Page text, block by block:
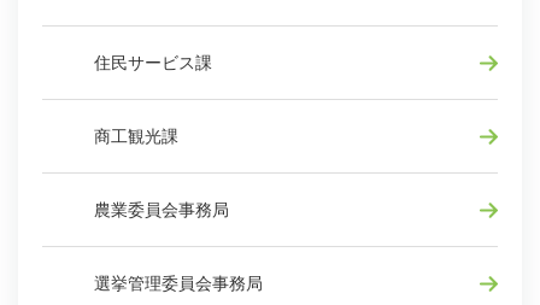
住民サービス課
商工観光課
農業委員会事務局
選挙管理委員会事務局